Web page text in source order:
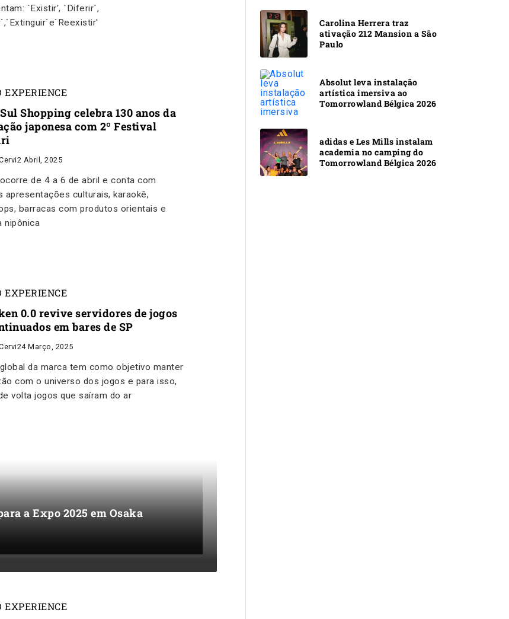
`Existir', `Diferir`,
EXPERIENCE
Shopping celebra 130 anos da
japonesa com 2º Festival
2 Abril, 2025
de 4 a 6 de abril e conta com
apresentações culturais, karaokê,
barracas com produtos orientais e
nipônica
EXPERIENCE
0.0 revive servidores de jogos
em bares de SP
24 Março, 2025
da marca tem como objetivo manter
com o universo dos jogos e para isso,
volta jogos que saíram do ar
a Expo 2025 em Osaka
EXPERIENCE
Carolina Herrera traz
ativação 212 Mansion a São
Paulo
Absolut leva instalação
artística imersiva ao
Tomorrowland Bélgica 2026
adidas e Les Mills instalam
academia no camping do
Tomorrowland Bélgica 2026